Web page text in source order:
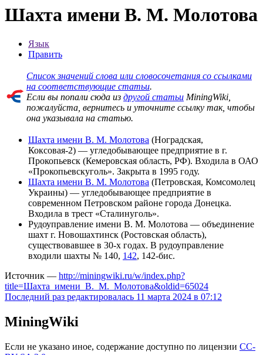
Шахта имени В. М. Молотова
Язык
Править
Cписок значений слова или словосочетания со ссылками
на соответствующие статьи.
Если вы попали сюда из другой статьи MiningWiki,
пожалуйста, вернитесь и уточните ссылку так, чтобы
она указывала на статью.
Шахта имени В. М. Молотова (Ноградская,
Коксовая-2) — угледобывающее предприятие в г.
Прокопьевск (Кемеровская область, РФ). Входила в ОАО
«Прокопьевскуголь». Закрыта в 1995 году.
Шахта имени В. М. Молотова (Петровская, Комсомолец
Украины) — угледобывающее предприятие в
современном Петровском районе города Донецка.
Входила в трест «Сталинуголь».
Рудоуправление имени В. М. Молотова — объединение
шахт г. Новошахтинск (Ростовская область),
существовавшее в 30-х годах. В рудоуправление
входили шахты № 140, 142, 142-бис.
Источник — http://miningwiki.ru/w/index.php?
title=Шахта_имени_В._М._Молотова&oldid=65024
Последний раз редактировалась 11 марта 2024 в 07:12
MiningWiki
Если не указано иное, содержание доступно по лицензии CC-